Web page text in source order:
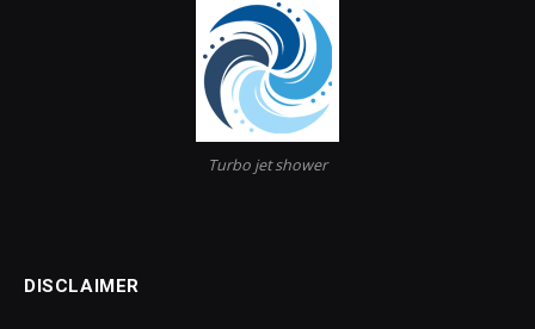
Turbo jet shower
DISCLAIMER